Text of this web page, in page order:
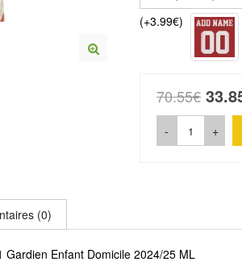
(+3.99€)
70.55€
- +
(0)
Enfant Domicile 2024/25 ML